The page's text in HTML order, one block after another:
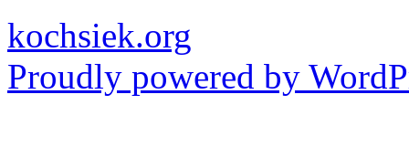
kochsiek.org
Proudly powered by